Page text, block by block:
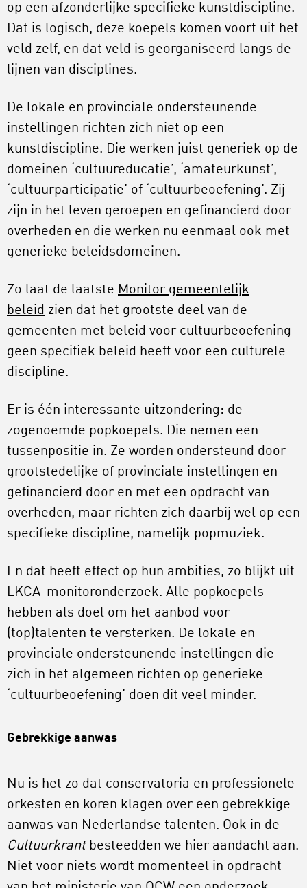
op een afzonderlijke specifieke kunstdiscipline.
Dat is logisch, deze koepels komen voort uit het
veld zelf, en dat veld is georganiseerd langs de
lijnen van disciplines.
De lokale en provinciale ondersteunende
instellingen richten zich niet op een
kunstdiscipline. Die werken juist generiek op de
domeinen ‘cultuureducatie’, ‘amateurkunst’,
‘cultuurparticipatie’ of ‘cultuurbeoefening’. Zij
zijn in het leven geroepen en gefinancierd door
overheden en die werken nu eenmaal ook met
generieke beleidsdomeinen.
Zo laat de laatste Monitor gemeentelijk
beleid zien dat het grootste deel van de
gemeenten met beleid voor cultuurbeoefening
geen specifiek beleid heeft voor een culturele
discipline.
Er is één interessante uitzondering: de
zogenoemde popkoepels. Die nemen een
tussenpositie in. Ze worden ondersteund door
grootstedelijke of provinciale instellingen en
gefinancierd door en met een opdracht van
overheden, maar richten zich daarbij wel op een
specifieke discipline, namelijk popmuziek.
En dat heeft effect op hun ambities, zo blijkt uit
LKCA-monitoronderzoek. Alle popkoepels
hebben als doel om het aanbod voor
(top)talenten te versterken. De lokale en
provinciale ondersteunende instellingen die
zich in het algemeen richten op generieke
‘cultuurbeoefening’ doen dit veel minder.
Gebrekkige aanwas
Nu is het zo dat conservatoria en professionele
orkesten en koren klagen over een gebrekkige
aanwas van Nederlandse talenten. Ook in de
Cultuurkrantbesteedden we hier aandacht aan.
Niet voor niets wordt momenteel in opdracht